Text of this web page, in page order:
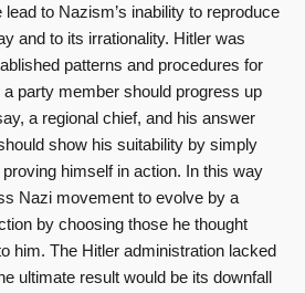
lead to Nazism’s inability to reproduce
and to its irrationality. Hitler was
patterns and procedures for
party member should progress up
a regional chief, and his answer
show his suitability by simply
himself in action. In this way
Nazi movement to evolve by a
by choosing those he thought
him. The Hitler administration lacked
ultimate result would be its downfall